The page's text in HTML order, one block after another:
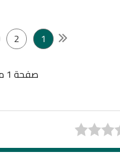
1
2
صفحة 1 من 16